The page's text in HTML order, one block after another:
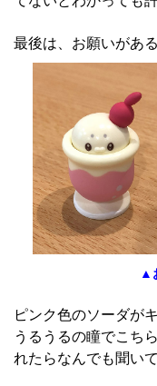
最後は、お願いがある
▲
ピンク色のソーダが
うるうるの瞳でこち
れたらなんでも聞い